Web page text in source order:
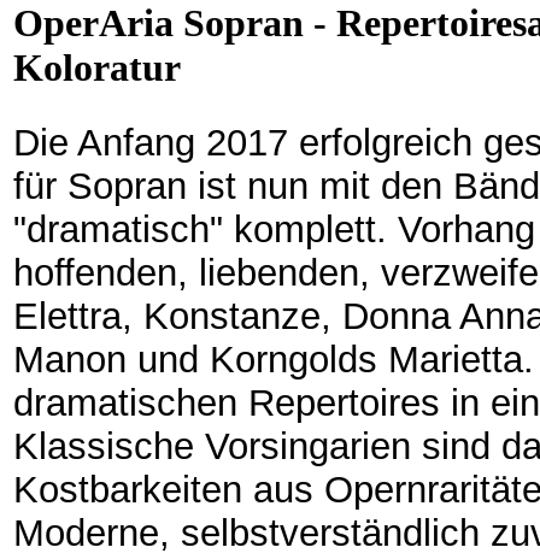
OperAria Sopran -
Koloratur
Die Anfang 2017 erfolgreich
für Sopran ist nun mit den
"dramatisch" komplett.
hoffenden, liebenden,
Elettra, Konstanze, Donna
Manon und Korngolds
dramatischen Repertoires in
Klassische Vorsingarien sind
Kostbarkeiten aus
Moderne, selbstverständlich